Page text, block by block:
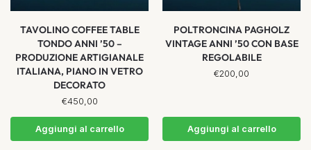
TAVOLINO COFFEE TABLE
TONDO ANNI ’50 –
PRODUZIONE ARTIGIANALE
ITALIANA, PIANO IN VETRO
DECORATO
€450,00
Aggiungi al carrello
POLTRONCINA PAGHOLZ
VINTAGE ANNI ’50 CON BASE
REGOLABILE
€200,00
Aggiungi al carrello